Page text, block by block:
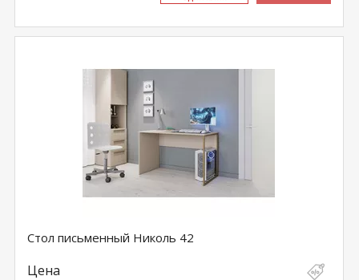
Стол письменный Николь 42
Цена